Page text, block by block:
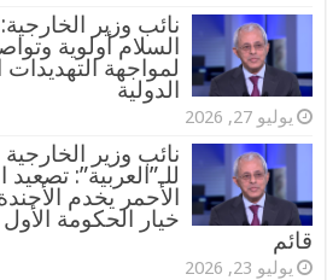
نائب وزير
السلام أولوية
لمواجهة التهديدات
الدولية
يوليو 27, 2026
نائب وزير
للـ”العربية”:
الأحمر يخدم
خيار الحكومة
قائم
يوليو 23, 2026